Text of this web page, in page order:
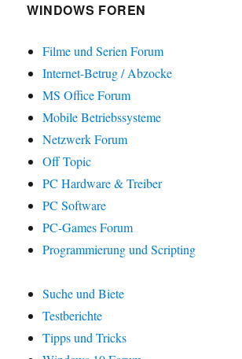
WINDOWS FOREN
Filme und Serien Forum
Internet-Betrug / Abzocke
MS Office Forum
Mobile Betriebssysteme
Netzwerk Forum
Off Topic
PC Hardware & Treiber
PC Software
PC-Games Forum
Programmierung und Scripting
Suche und Biete
Testberichte
Tipps und Tricks